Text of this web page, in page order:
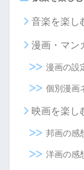
音楽を楽し
漫画・マン
漫画の設
個別漫画
映画を楽し
邦画の感
洋画の感